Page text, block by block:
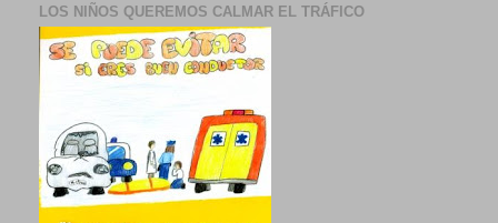
LOS NIÑOS QUEREMOS CALMAR EL TRÁFICO